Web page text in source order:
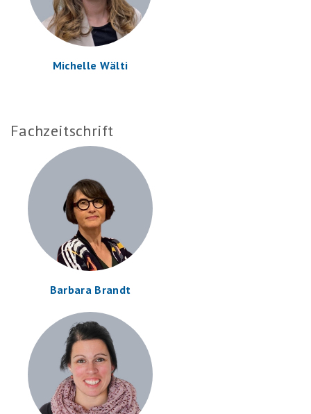
Michelle Wälti
Fachzeitschrift
Barbara Brandt